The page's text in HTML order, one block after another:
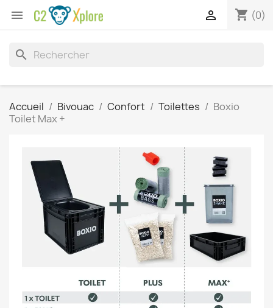
 shopping_cart (0)

search
Accueil Bivouac Confort Toilettes
Boxio
Toilet Max +